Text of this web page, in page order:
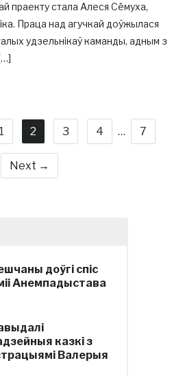
праекту стала Алеся Сёмуха,
Праца над агучкай доўжылася
удзельнікаў каманды, адным з
1 2 3 4 … 7
Next →
доўгі спіс
Анемпадыстава
казкі з
Валерыя